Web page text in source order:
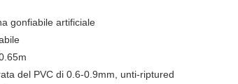
gonfiabile artificiale
del PVC di 0.6-0.9mm, unti-riptured